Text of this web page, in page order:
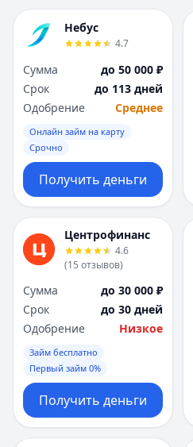
Небус
4.7
Сумма
до 50 000 ₽
Срок
до 113 дней
Одобрение
Среднее
Онлайн займ на карту
Срочно
Получить деньги
Центрофинанс
4.6
(15 отзывов)
Сумма
до 30 000 ₽
Срок
до 30 дней
Одобрение
Низкое
Займ бесплатно
Первый займ 0%
Получить деньги